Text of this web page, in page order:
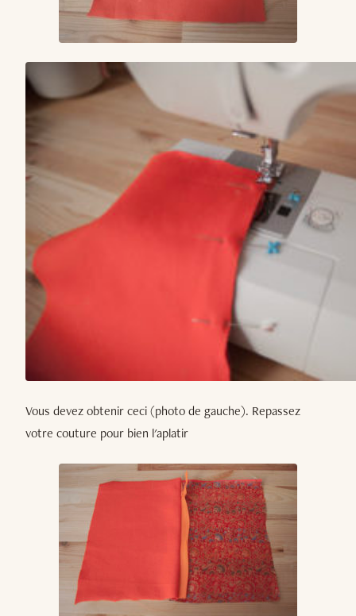
Vous devez obtenir ceci (photo de gauche). Repassez
votre couture pour bien l'aplatir